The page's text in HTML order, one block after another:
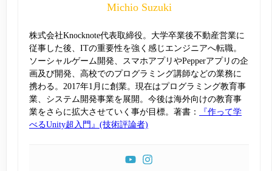
Michio Suzuki
株式会社Knocknote代表取締役。大学卒業後不動産営業に
従事した後、ITの重要性を強く感じエンジニアへ転職。
ソーシャルゲーム開発、スマホアプリやPepperアプリの企
画及び開発、高校でのプログラミング講師などの業務に
携わる。2017年1月に創業。現在はプログラミング教育事
業、システム開発事業を展開。今後は海外向けの教育事
業をさらに拡大させていく事が目標。著書：
『作って学
べるUnity超入門』(技術評論者)